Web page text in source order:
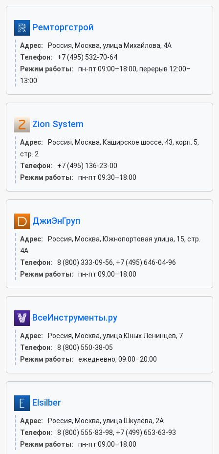
Ремторгстрой
Адрес:
Россия, Москва, улица Михайлова, 4А
Телефон:
+7 (495) 532-70-64
Режим работы:
пн-пт 09:00–18:00, перерыв 12:00–
13:00
Zion System
Адрес:
Россия, Москва, Каширское шоссе, 43, корп. 5,
стр. 2
Телефон:
+7 (495) 136-23-00
Режим работы:
пн-пт 09:30–18:00
ДжиЭнГруп
Адрес:
Россия, Москва, Южнопортовая улица, 15, стр.
4А
Телефон:
8 (800) 333-09-56, +7 (495) 646-04-96
Режим работы:
пн-пт 09:00–18:00
ВсеИнструменты.ру
Адрес:
Россия, Москва, улица Юных Ленинцев, 7
Телефон:
8 (800) 550-38-05
Режим работы:
ежедневно, 09:00–20:00
Elsilber
Адрес:
Россия, Москва, улица Шкулёва, 2А
Телефон:
8 (800) 555-83-98, +7 (499) 653-63-93
Режим работы:
пн-пт 09:00–18:00